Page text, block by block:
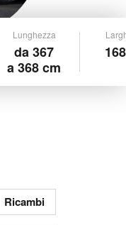
Lunghezza
da 367
a 368 cm
Ricambi